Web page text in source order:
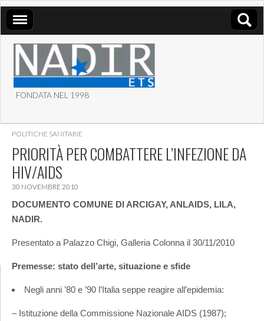
ASSOCIAZIONE NADIR
ETS
FONDATA NEL 1998
POLITICHE SANITARIE
PRIORITÀ PER COMBATTERE L’INFEZIONE DA
HIV/AIDS
30 NOVEMBRE 2010
DOCUMENTO COMUNE DI ARCIGAY, ANLAIDS, LILA,
NADIR.
Presentato a Palazzo Chigi, Galleria Colonna il 30/11/2010
Premesse: stato dell’arte, situazione e sfide
Negli anni ’80 e ’90 l’Italia seppe reagire all’epidemia:
– Istituzione della Commissione Nazionale AIDS (1987);